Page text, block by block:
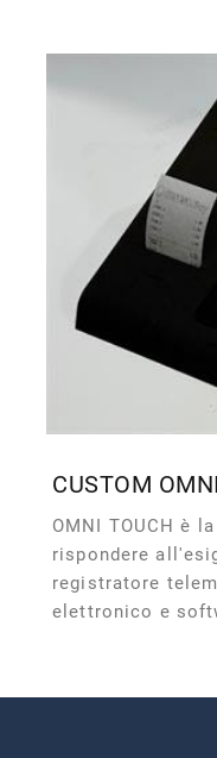
CUSTOM
OMNI TOUCH è
rispondere
registratore
elettronico e